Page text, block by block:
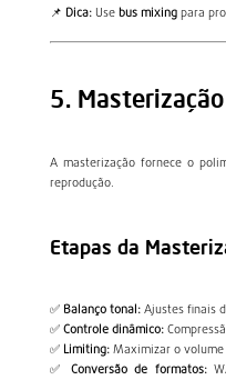
📌 Dica:Usebus mixingpara
5. Masterização
A masterização fornece o
reprodução.
Etapas da
✅ Balanço tonal:Ajustes finais
✅Controle dinâmico:
✅ Limiting:Maximizar o volume
✅ Conversão de formatos: